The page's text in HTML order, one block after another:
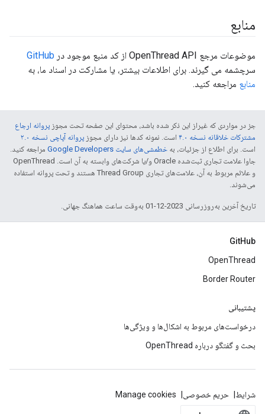
منابع
موضوعات مرجع OpenThread API از کد منبع موجود در
GitHub
سرچشمه می گیرند. برای اطلاعات بیشتر، یا مشارکت در اسناد ما، به
منابع مراجعه کنید.
جز در مواردی که غیراز این ذکر شده باشد، محتوای این صفحه تحت مجوز پروانه ارجاع
مشترکات خلاقانه نسخه ۴.۰
است. نمونه کدها نیز دارای مجوز پروانه آپاچی نسخه ۲.۰
است. برای اطلاع از جزئیات، به خطمشی‌های سایت Google Developers‏
مراجعه کنید.
جاوا علامت تجاری ثبت‌شده Oracle و/یا شرکت‌های وابسته به آن است. ‫OpenThread
و علائم مربوط به آن، علامت‌های تجاری Thread Group هستند و تحت پروانه استفاده
می‌شوند.
تاریخ آخرین به‌روزرسانی 2023-12-01 به‌وقت ساعت هماهنگ جهانی.
GitHub
OpenThread
Border Router
پشتیبانی
درخواست‌های مربوط به اشکال‌ها و ویژگی‌ها
بحث و گفتگو درباره OpenThread
شرایط حریم خصوصی Manage cookies